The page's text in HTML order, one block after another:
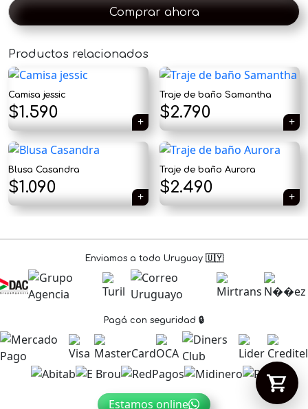
Comprar ahora
Productos relacionados
Camisa jessic
El
precio
original
era:
$1.890.
$1.590El
precio
actual
$1.590.
Traje de baño Samantha
$2.790
Blusa Casandra
El
precio
original
$1.790.
$1.090El
precio
actual
$1.090.
Traje de baño Aurora
$2.490
Enviamos a todo Uruguay 🇺🇾
Pagá con seguridad 🔒
Estamos online
×
Tu carrito está vacío.
Agregá un producto y aparecerá acá
automáticamente.